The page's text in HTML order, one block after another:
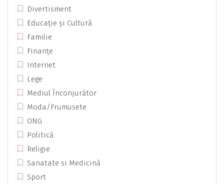
Divertisment
Educație și Cultură
Familie
Finanțe
Internet
Lege
Mediul Înconjurător
Moda/Frumusete
ONG
Politică
Religie
Sanatate si Medicină
Sport